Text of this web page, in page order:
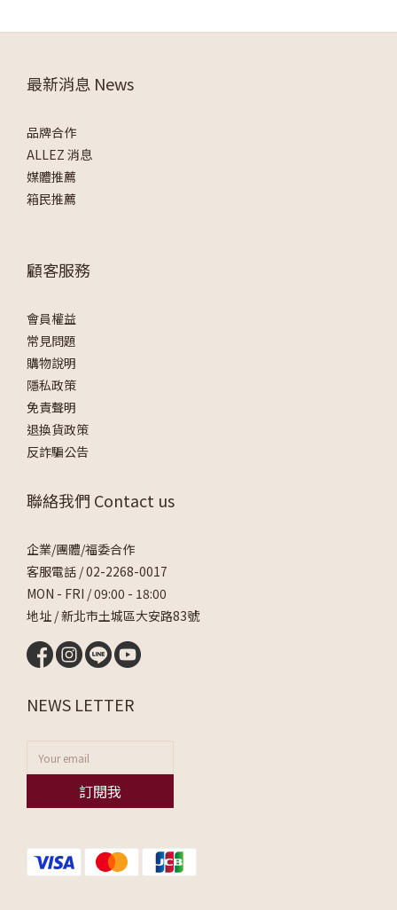
最新消息 News
品牌合作
ALLEZ 消息
媒體推薦
箱民推薦
顧客服務
會員權益
常見問題
購物說明
隱私政策
免責聲明
退換貨政策
反詐騙公告
聯絡我們 Contact us
企業/團體/福委合作
客服電話 /02-2268-0017
MON - FRI / 09:00 - 18:00
地址 / 新北市土城區大安路83號
NEWS LETTER
訂閱我